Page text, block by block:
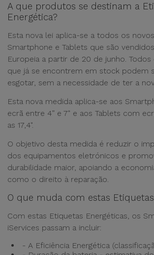
A que produtos se destinam a
Energética?
Esta nova lei aplica-se a todos os
Smartphone e Tablets que são
Europeia a partir de 20 de junho.
que já se encontrem em stock podem
esgotar, sem a necessidade de ter a
Esta nova medida aplica-se aos
ecrã entre 4” e 7" e aos Tablets com
as 17,4".
O objetivo desta medida é reduzir o
dos equipamentos eletrónicos e
durabilidade maior, apoiando a
como o direito à reparação.
O que muda com estas
Com estas Etiquetas Energéticas, os
iServices passam a incluir:
- A Eficiência Energética